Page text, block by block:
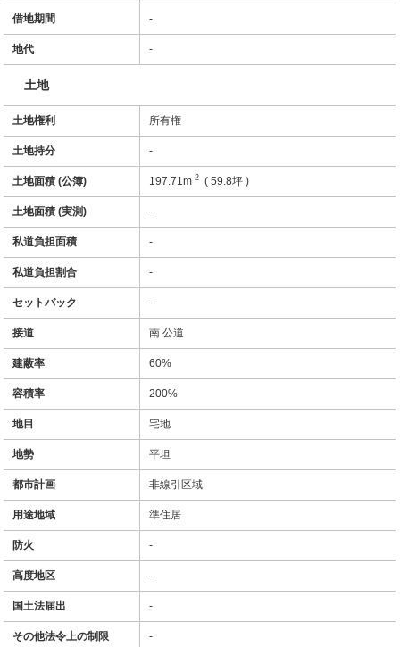
借地期間 -
地代 -
土地
土地権利 所有権
土地持分 -
土地面積 (公簿) 197.71m2 ( 59.8坪 )
土地面積 (実測) -
私道負担面積 -
私道負担割合 -
セットバック -
接道 南 公道
建蔽率 60%
容積率 200%
地目 宅地
地勢 平坦
都市計画 非線引区域
用途地域 準住居
防火 -
高度地区 -
国土法届出 -
その他法令上の制限 -